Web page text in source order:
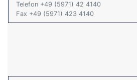
Telefon +49 (5971) 42 4140
Fax +49 (5971) 423 4140